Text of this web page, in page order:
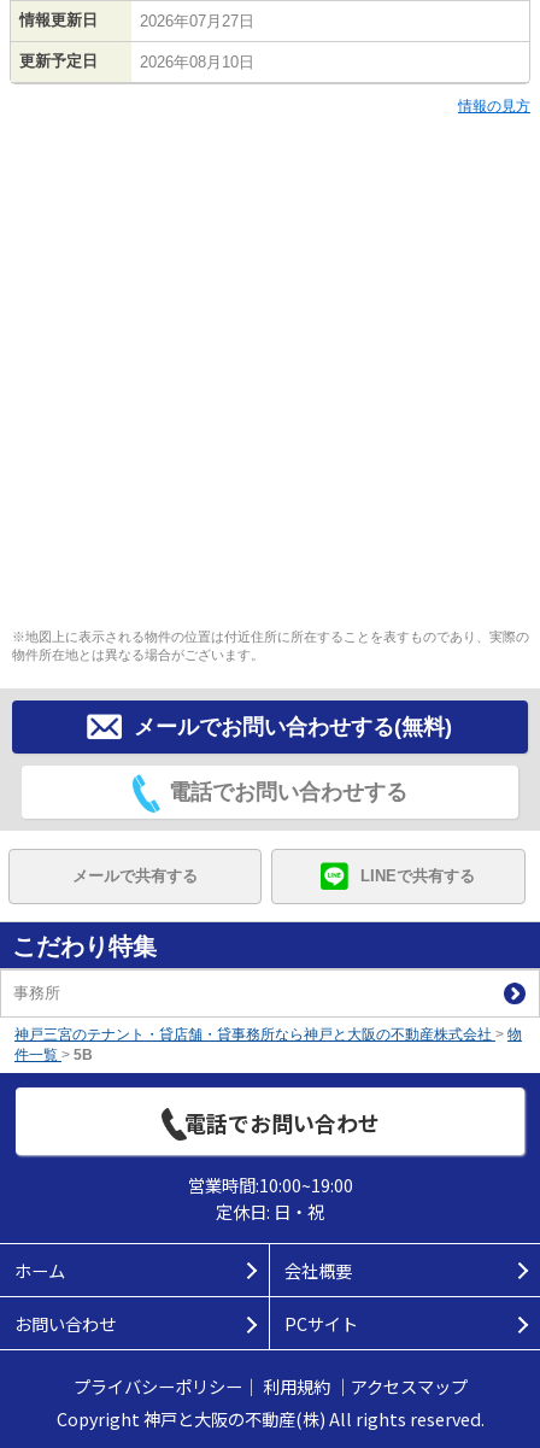
情報更新日 2026年07月27日
更新予定日 2026年08月10日
情報の見方
※地図上に表示される物件の位置は付近住所に所在することを表すものであり、実際の
物件所在地とは異なる場合がございます。
メールでお問い合わせする(無料)
電話でお問い合わせする
メールで共有する LINEで共有する
こだわり特集
事務所
神戸三宮のテナント・貸店舗・貸事務所なら神戸と大阪の不動産株式会社 > 物
件一覧 > 5B
電話でお問い合わせ
営業時間:10:00~19:00
定休日: 日・祝
ホーム 会社概要
お問い合わせ PCサイト
プライバシーポリシー ｜ 利用規約｜ アクセスマップ
Copyright 神戸と大阪の不動産(株) All rights reserved.